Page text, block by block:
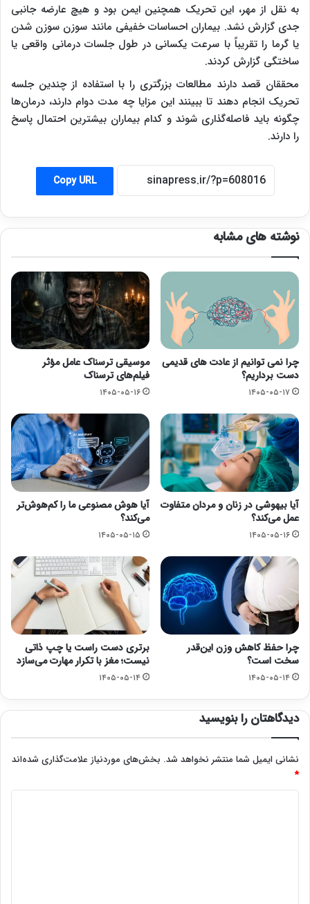
به نقل از مهر، این تحریک همچنین ایمن بود و هیچ عارضه جانبی
جدی گزارش نشد. بیماران احساسات خفیفی مانند سوزن سوزن شدن
یا گرما را تقریباً با سرعت یکسانی در طول جلسات درمانی واقعی یا
ساختگی گزارش کردند.
محققان قصد دارند مطالعات بزرگتری را با استفاده از چندین جلسه
تحریک انجام دهند تا ببینند این مزایا چه مدت دوام دارند، درمان‌ها
چگونه باید فاصله‌گذاری شوند و کدام بیماران بیشترین احتمال پاسخ
را دارند.
Copy URL
نوشته های مشابه
چرا نمی توانیم از عادت های قدیمی
دست برداریم؟
۱۴۰۵-۰۵-۱۷
موسیقی ترسناک عامل مؤثر
فیلم‌های ترسناک
۱۴۰۵-۰۵-۱۶
آیا بیهوشی در زنان و مردان متفاوت
عمل می‌کند؟
۱۴۰۵-۰۵-۱۶
آیا هوش مصنوعی ما را کم‌هوش‌تر
می‌کند؟
۱۴۰۵-۰۵-۱۵
چرا حفظ کاهش وزن این‌قدر
سخت است؟
۱۴۰۵-۰۵-۱۴
برتری دست راست یا چپ ذاتی
نیست؛ مغز با تکرار مهارت می‌سازد
۱۴۰۵-۰۵-۱۴
دیدگاهتان را بنویسید
نشانی ایمیل شما منتشر نخواهد شد. بخش‌های موردنیاز علامت‌گذاری شده‌اند
*